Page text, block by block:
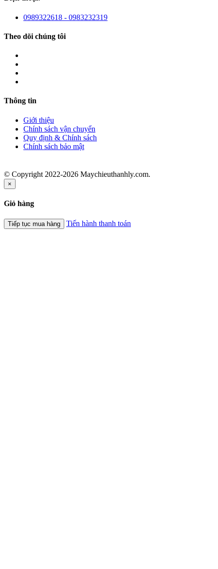
0989322618 - 0983232319
Theo dõi chúng tôi
Thông tin
Giới thiệu
Chính sách vận chuyển
Quy định & Chính sách
Chính sách bảo mật
© Copyright 2022-2026 Maychieuthanhly.com.
×
Giỏ hàng
Tiếp tục mua hàng Tiến hành thanh toán